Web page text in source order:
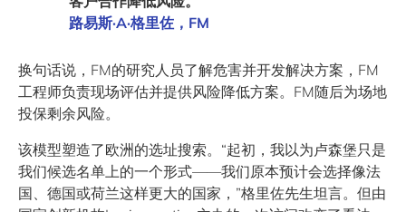
路易斯·A·格里佐，FM
换句话说，FM的研究人员了解危害并开发解决方案，FM
工程师负责现场评估并提供风险降低方案。FM随后为场地
投保剩余风险。
该模型塑造了欧洲的选址搜索。“起初，我以为卢森堡只是
我们候选名单上的一个形式——我们原本预计会选择像法
国、德国或荷兰这样更大的国家，”格里佐先生坦言。但由